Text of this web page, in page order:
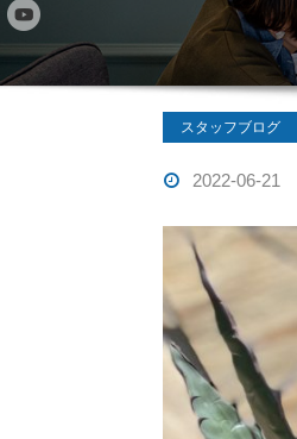
スタッフブログ
2022-06-21